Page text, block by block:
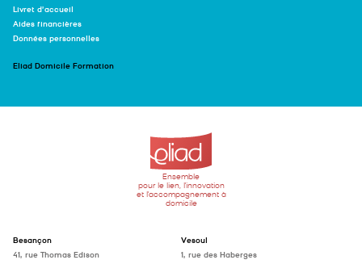
Livret d’accueil
Aides financières
Données personnelles
Eliad Domicile Formation
Ensemble
pour le lien, l'innovation
et l'accompagnement à
domicile
Besançon
41, rue Thomas Edison
Vesoul
1, rue des Haberges